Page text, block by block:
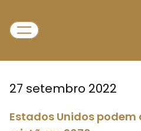
27 setembro 2022
Estados Unidos